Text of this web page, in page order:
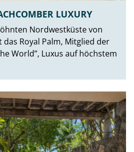
LUXURY
Nordwestküste von
Royal Palm, Mitglied der
World”, Luxus auf höchstem